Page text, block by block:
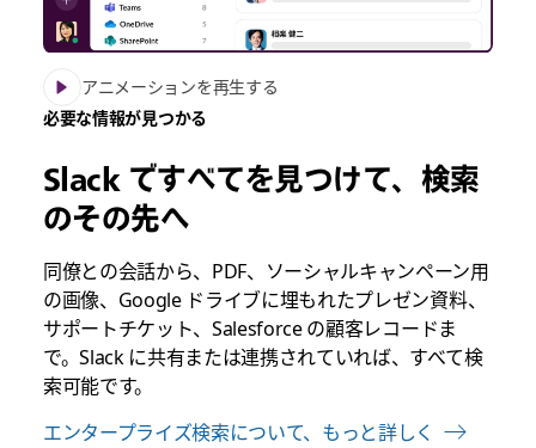
アニメーションを再生する
必要な情報が見つかる
Slack ですべてを見つけて、検索
のその先へ
同僚との会話から、PDF、ソーシャルキャンペーン用
の画像、Google ドライブに埋もれたプレゼン資料、
サポートチケット、Salesforce の顧客レコードま
で。Slack に共有または連携されていれば、すべて検
索可能です。
エンタープライズ検索について、もっと詳しく